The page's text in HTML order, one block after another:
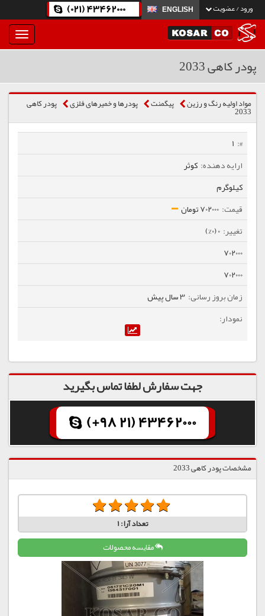
ورود / عضویت ENGLISH
(021) 43462000
بار
و
پودر کاهی 2033
مواد اولیه رنگ و رزین پیگمنت پودرها و خمیرهای فلزی پودر کاهی
2033
1
کوثر
کیلوگرم
702000 تومان
0 (0%)
702000
702000
3 سال پیش
جهت سفارش لطفا تماس بگیرید
(+98 21) 43462000
مشخصات پودر کاهی 2033
تعداد آرا:1
مقایسه محصولات